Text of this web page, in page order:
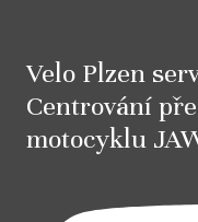
Velo Plzen
Centrování
motocyklu